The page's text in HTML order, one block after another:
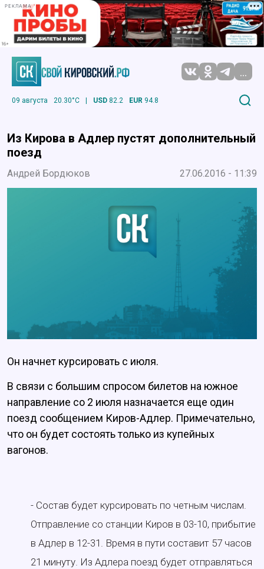
РЕКЛАМА
...
09 августа 20.30°C | USD 82.2 EUR 94.8
Из Кирова в Адлер пустят дополнительный
поезд
Андрей Бордюков 27.06.2016 - 11:39
Он начнет курсировать с июля.
В связи с большим спросом билетов на южное
направление со 2 июля назначается еще один
поезд сообщением Киров-Адлер. Примечательно,
что он будет состоять только из купейных
вагонов.
- Состав будет курсировать по четным числам.
Отправление со станции Киров в 03-10, прибытие
в Адлер в 12-31. Время в пути составит 57 часов
21 минуту. Из Адлера поезд будет отправляться